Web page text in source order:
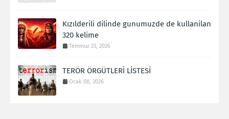
Kızılderili dilinde gunumuzde de kullanilan
320 kelime
Temmuz 23, 2026
TERÖR ÖRGÜTLERİ LİSTESİ
Ocak 08, 2026